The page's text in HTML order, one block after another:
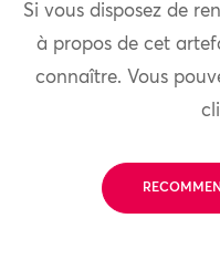
Si vous disposez de
à propos de cet
connaître. Vous